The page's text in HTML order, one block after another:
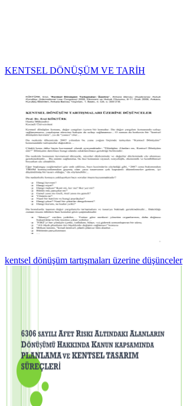
KENTSEL DÖNÜŞÜM VE TARİH
kentsel dönüşüm tartışmaları üzerine düşünceler